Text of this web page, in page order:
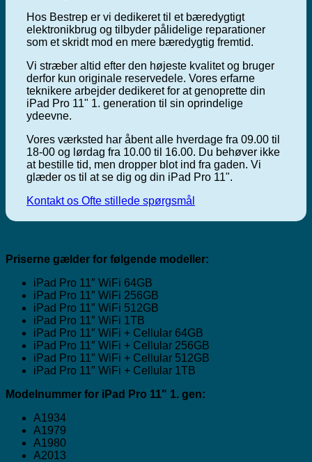
Hos Bestrep er vi dedikeret til et bæredygtigt
elektronikbrug og tilbyder pålidelige reparationer
som et skridt mod en mere bæredygtig fremtid.
Vi stræber altid efter den højeste kvalitet og bruger
derfor kun originale reservedele. Vores erfarne
teknikere arbejder dedikeret for at genoprette din
iPad Pro 11" 1. generation til sin oprindelige
ydeevne.
Vores værksted har åbent alle hverdage fra 09.00 til
18-00 og lørdag fra 10.00 til 16.00. Du behøver ikke
at bestille tid, men dropper blot ind fra gaden. Vi
glæder os til at se dig og din iPad Pro 11".
Kontakt os Ofte stillede spørgsmål
Priserne gælder for følgende modeller:
iPad Pro 11″ WiFi 64GB
iPad Pro 11″ WiFi 256GB
iPad Pro 11″ WiFi 512GB
iPad Pro 11″ WiFi 1TB
iPad Pro 11″ WiFi + Cellular 64GB
iPad Pro 11″ WiFi + Cellular 256GB
iPad Pro 11″ WiFi + Cellular 512GB
iPad Pro 11″ WiFi + Cellular 1TB
Modelnummer for iPad Pro 11" 1. gen:
A1934
A1979
A1980
A2013